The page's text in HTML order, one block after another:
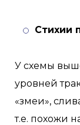
Стихии
У схемы
уровней
«змеи»,
т.е. похожи